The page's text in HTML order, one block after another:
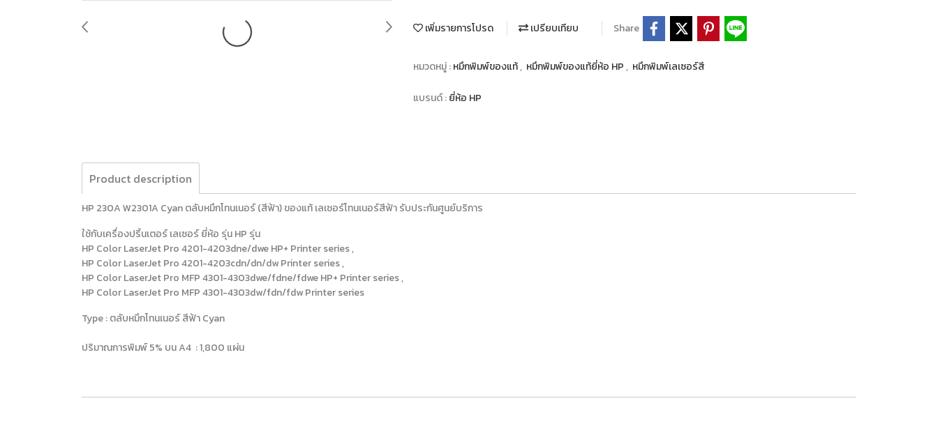
เพิ่มรายการโปรด เปรียบเทียบ Share
หมวดหมู่ :หมึกพิมพ์ของแท้, หมึกพิมพ์ของแท้ยี่ห้อ HP , หมึกพิมพ์เลเซอร์สี
แบรนด์ :ยี่ห้อ HP
Product description
HP 230A W2301A Cyan ตลับหมึกโทนเนอร์ (สีฟ้า) ของแท้ เลเซอร์โทนเนอร์สีฟ้า รับประกันศูนย์บริการ
ใช้กับเครื่องปริ้นเตอร์ เลเซอร์ ยี่ห้อ รุ่น HP รุ่น
HP Color LaserJet Pro 4201-4203dne/dwe HP+ Printer series ,
HP Color LaserJet Pro 4201-4203cdn/dn/dw Printer series ,
HP Color LaserJet Pro MFP 4301-4303dwe/fdne/fdwe HP+ Printer series ,
HP Color LaserJet Pro MFP 4301-4303dw/fdn/fdw Printer series
Type : ตลับหมึกโทนเนอร์ สีฟ้า Cyan
ปริมาณการพิมพ์ 5% บน A4 : 1,800 แผ่น